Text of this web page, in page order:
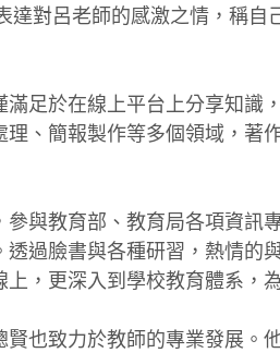
達對呂老師的感激之情，稱自
足於在線上平台上分享知識
、簡報製作等多個領域，著
與教育部、教育局各項資訊
過臉書與各種研習，熱情的
，更深入到學校教育體系，
也致力於教師的專業發展。